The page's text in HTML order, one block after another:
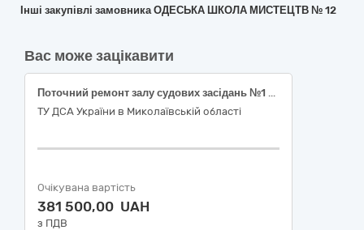
Інші закупівлі замовника ОДЕСЬКА ШКОЛА МИСТЕЦТВ № 12
Вас може зацікавити
Поточний ремонт залу судових засідань №1 у приміщенні Первомайського міськрайонного суду Миколаївської області за адресою: м. Первомайськ, вул. Івана Виговського,18
ТУ ДСА України в Миколаївській області
Очікувана вартість
381 500,00 UAH
з ПДВ